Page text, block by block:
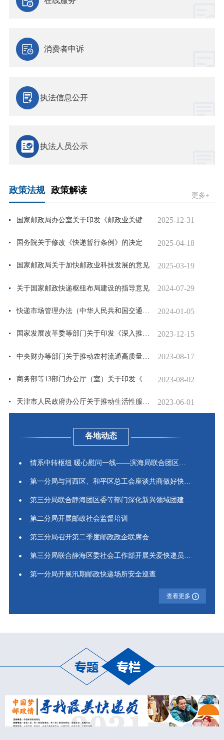
消费者申诉
执法信息公开
执法人员公示
政策法规 政策解读
更多+
国家邮政局办公室关于印发《邮政业关键信息基础设施安全保护... 2025-12-31
国务院关于修改《快递暂行条例》的决定 2025-04-18
国家邮政局关于加快邮政业科技发展的意见 2025-03-19
关于国家邮政快递枢纽布局建设的指导意见 2024-07-29
2024-01-05
国家发展改革委等部门关于印发《深入推进快递包装绿色转型行... 2023-12-15
中央财办等部门关于推动农村流通高质量发展的指导意见 2023-08-17
2023-08-02
天津市人民政府办公厅关于推动生活性服务领域平台经济健康发... 2023-06-01
各地动态
情系中转枢纽 暖心慰问一线——滨海局联合团区委开展慰问...
第一分局与河西区、和平区总工会座谈共商做好快递员群体权...
第三分局联合静海团区委等部门深化新兴领域团建“两个覆盖...
第二分局开展邮政社会监督培训
第三分局召开第二季度邮政政企联席会
第三分局联合静海区委社会工作部开展关爱快递员“夏送清凉...
第一分局开展汛期邮政快递场所安全巡查
查看更多